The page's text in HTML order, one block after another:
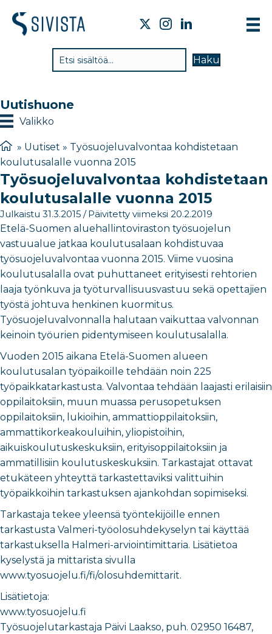
Haku
Uutishuone
Valikko
» Uutiset » Työsuojeluvalvontaa kohdistetaan
koulutusalalle vuonna 2015
Työsuojeluvalvontaa kohdistetaan
koulutusalalle vuonna 2015
Julkaistu 31.3.2015 / Päivitetty viimeksi 20.2.2019
Etelä-Suomen aluehallintoviraston työsuojelun
vastuualue jatkaa koulutusalaan kohdistuvaa
työsuojeluvalvontaa vuonna 2015. Viime vuosina
koulutusalalla ovat puhuttaneet erityisesti rehtorien
laaja työnkuva ja työturvallisuusvastuu sekä opettajien
työstä johtuva henkinen kuormitus.
Työsuojeluvalvonnalla halutaan vaikuttaa valvonnan
keinoin työurien pidentymiseen koulutusalalla.
Vuoden 2015 aikana Etelä-Suomen alueen
koulutusalan työpaikoille tehdään noin 225
työpaikkatarkastusta. Valvontaa tehdään laajasti erilaisiin
oppilaitoksiin, muun muassa perusopetuksen
oppilaitoksiin, lukioihin, ammattioppilaitoksiin,
ammattikorkeakouluihin, yliopistoihin,
aikuiskoulutuskeskuksiin, erityisoppilaitoksiin ja
ammatillisiin koulutuskeskuksiin. Tarkastajat ottavat
etukäteen yhteyttä tarkastettaviksi valittuihin
työpaikkoihin tarkastuksen ajankohdan sopimiseksi.
Tarkastaja tekee yleensä työntekijöille ennen
tarkastusta Valmeri-työolosuhdekyselyn tai käyttää
tarkastuksella Halmeri-arviointimittaria. Lisätietoa
kyselystä ja mittarista sivulla
www.tyosuojelu.fi/fi/olosuhdemittarit.
Lisätietoja:
www.tyosuojelu.fi
Työsuojelutarkastaja Päivi Laakso, puh. 02950 16487,